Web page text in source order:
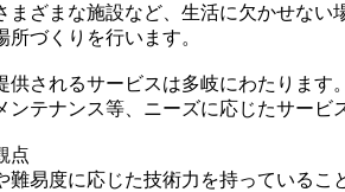
まざまな施設など、生活に欠かせな
づくりを行います。
供されるサービスは多岐にわたりま
テナンス等、ニーズに応じたサービ
点
難易度に応じた技術力を持っている